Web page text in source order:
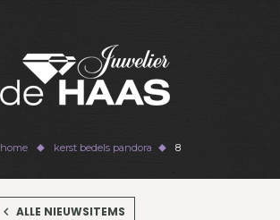
home kerst bedels pandora 8
ALLE NIEUWSITEMS